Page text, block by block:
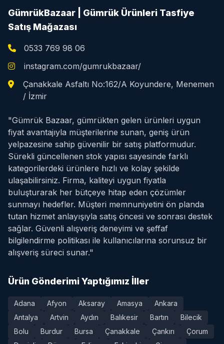
GümrükBazaar | Gümrük Ürünleri Tasfiye
Satış Mağazası
0533 769 98 06
instagram.com/gumrukbazaar/
Çanakkale Asfaltı No:162/A Koyundere, Menemen
/ İzmir
"Gümrük Bazaar, gümrükten gelen ürünleri uygun
fiyat avantajıyla müşterilerine sunan, geniş ürün
yelpazesine sahip güvenilir bir satış platformudur.
Sürekli güncellenen stok yapısı sayesinde farklı
kategorilerdeki ürünlere hızlı ve kolay şekilde
ulaşabilirsiniz. Firma, kaliteyi uygun fiyatla
buluşturarak her bütçeye hitap eden çözümler
sunmayı hedefler. Müşteri memnuniyetini ön planda
tutan hizmet anlayışıyla satış öncesi ve sonrası destek
sağlar. Güvenli alışveriş deneyimi ve şeffaf
bilgilendirme politikası ile kullanıcılarına sorunsuz bir
alışveriş süreci sunar."
Ürün Gönderimi Yaptığımız İller
Adana Afyon Aksaray Amasya
Ankara
Antalya
Artvin Aydın Balıkesir Bartın
Bilecik
Bolu
Burdur Bursa Çanakkale Çankırı
Çorum